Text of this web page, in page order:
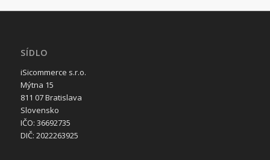
SÍDLO
iSicommerce s.r.o.
Mýtna 15
811 07 Bratislava
Slovensko
IČO: 36692735
DIČ: 2022263925